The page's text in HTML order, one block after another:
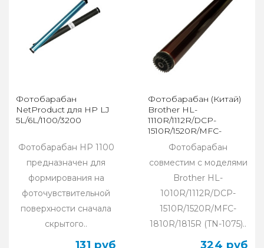
Фотобарабан
NetProduct для HP LJ
5L/6L/1100/3200
Фотобарабан HP 1100
предназначен для
формирования на
фоточувствительной
поверхности сначала
скрытого..
131 руб
Фотобарабан (Китай)
Brother HL-
1110R/1112R/DCP-
1510R/1520R/MFC-
1810R/1815R (TN-1075)
Фотобарабан
совместим с моделями
Brother HL-
1010R/1112R/DCP-
1510R/1520R/MFC-
1810R/1815R (TN-1075)..
324 руб